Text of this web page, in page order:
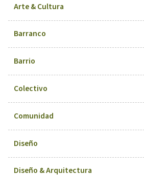
Arte & Cultura
Barranco
Barrio
Colectivo
Comunidad
Diseño
Diseño & Arquitectura